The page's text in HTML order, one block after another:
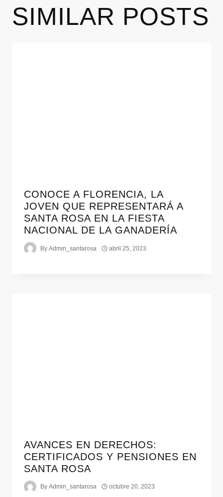
SIMILAR POSTS
CONOCE A FLORENCIA, LA
JOVEN QUE REPRESENTARÁ A
SANTA ROSA EN LA FIESTA
NACIONAL DE LA GANADERÍA
By Admin_santarosa abril 25, 2023
AVANCES EN DERECHOS:
CERTIFICADOS Y PENSIONES EN
SANTA ROSA
By Admin_santarosa octubre 20, 2023